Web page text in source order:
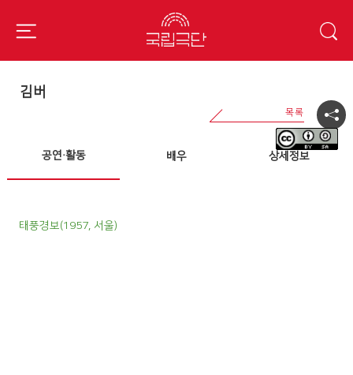
김버
공연·활동 배우 상세정보
태풍경보(1957, 서울)